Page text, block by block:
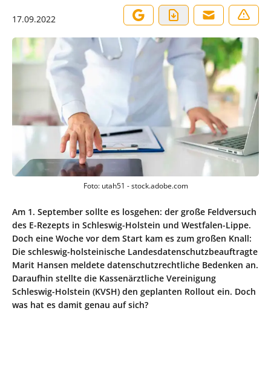
17.09.2022
Foto: utah51 - stock.adobe.com
Am 1. September sollte es losgehen: der große Feldversuch
des E-Rezepts in Schleswig-Holstein und Westfalen-Lippe.
Doch eine Woche vor dem Start kam es zum großen Knall:
Die schleswig-holsteinische Landesdatenschutzbeauftragte
Marit Hansen meldete datenschutzrechtliche Bedenken an.
Daraufhin stellte die Kassenärztliche Vereinigung
Schleswig-Holstein (KVSH) den geplanten Rollout ein. Doch
was hat es damit genau auf sich?